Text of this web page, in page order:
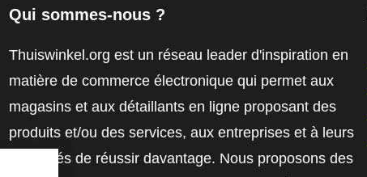
Qui sommes-nous ?
Thuiswinkel.org est un réseau leader d'inspiration en
matière de commerce électronique qui permet aux
magasins et aux détaillants en ligne proposant des
produits et/ou des services, aux entreprises et à leurs
employés de réussir davantage. Nous proposons des